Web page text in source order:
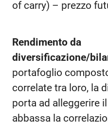
of carry) – prezzo
Rendimento da
diversificazione/
portafoglio
correlate tra loro, la
porta ad alleggerire
abbassa la